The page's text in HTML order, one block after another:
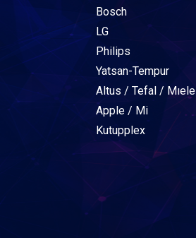
Bosch
LG
Philips
Yatsan-Tempur
Altus / Tefal / Mıele
Apple / Mi
Kutupplex